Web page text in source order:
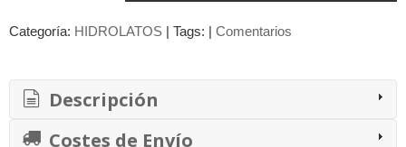
Categoría: HIDROLATOS | Tags: | Comentarios
Descripción
Costes de Envío